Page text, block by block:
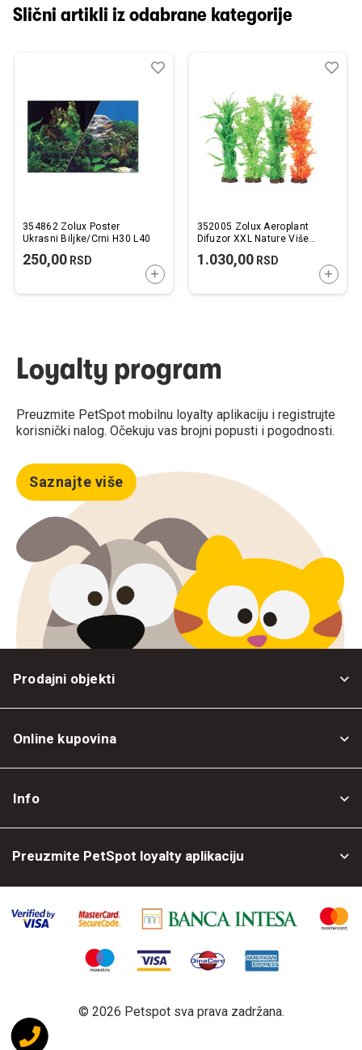
Slični artikli iz odabrane kategorije
354862 Zolux Poster
Ukrasni Biljke/Crni H30 L40
250,00 RSD
DODAJTE U KORPU
Dodaj
Uporedi
352005 Zolux Aeroplant
Difuzor XXL Nature Više
1.030,00RSD
Loyalty program
Preuzmite PetSpot mobilnu loyalty aplikaciju i registrujte
korisnički nalog. Očekuju vas brojni popusti i pogodnosti.
Saznajte više
Prodajni objekti
Online kupovina
Info
Preuzmite PetSpot loyalty aplikaciju
© 2026 Petspot sva prava zadržana.